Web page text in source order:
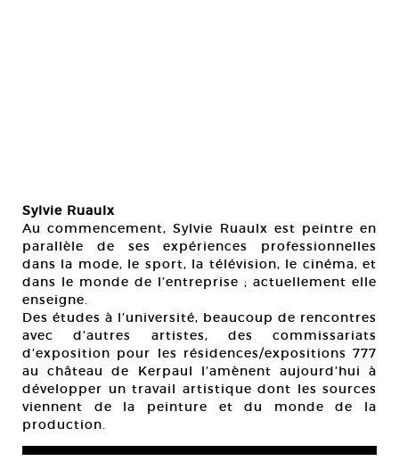
Sylvie Ruaulx
Au commencement, Sylvie Ruaulx est peintre en
parallèle de ses expériences professionnelles
dans la mode, le sport, la télévision, le cinéma, et
dans le monde de l’entreprise ; actuellement elle
enseigne.
Des études à l’université, beaucoup de rencontres
avec d’autres artistes, des commissariats
d’exposition pour les résidences/expositions 777
au château de Kerpaul l’amènent aujourd’hui à
développer un travail artistique dont les sources
viennent de la peinture et du monde de la
production.